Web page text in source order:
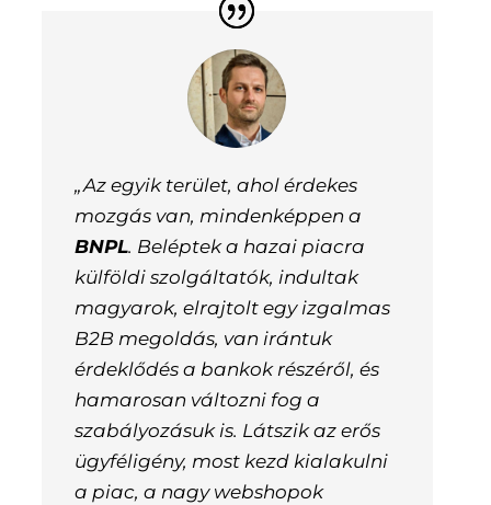
„Az egyik terület, ahol érdekes
mozgás van, mindenképpen a
BNPL. Beléptek a hazai piacra
külföldi szolgáltatók, indultak
magyarok, elrajtolt egy izgalmas
B2B megoldás, van irántuk
érdeklődés a bankok részéről, és
hamarosan változni fog a
szabályozásuk is. Látszik az erős
ügyféligény, most kezd kialakulni
a piac, a nagy webshopok